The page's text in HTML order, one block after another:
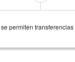
permiten transferencias